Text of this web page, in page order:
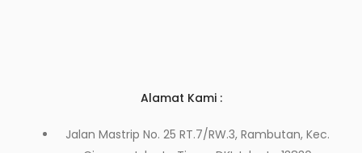
Alamat Kami :
Jalan Mastrip No. 25 RT.7/RW.3, Rambutan, Kec.